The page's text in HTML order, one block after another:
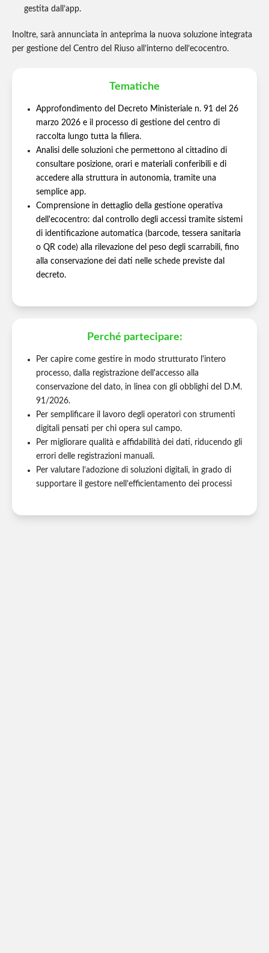
gestita dall’app.
Inoltre, sarà annunciata in anteprima la nuova soluzione integrata
per gestione del Centro del Riuso all’interno dell’ecocentro.
Tematiche
Approfondimento del Decreto Ministeriale n. 91 del 26
marzo 2026 e il processo di gestione del centro di
raccolta lungo tutta la filiera.
Analisi delle soluzioni che permettono al cittadino di
consultare posizione, orari e materiali conferibili e di
accedere alla struttura in autonomia, tramite una
semplice app.
Comprensione in dettaglio della gestione operativa
dell'ecocentro: dal controllo degli accessi tramite sistemi
di identificazione automatica (barcode, tessera sanitaria
o QR code) alla rilevazione del peso degli scarrabili, fino
alla conservazione dei dati nelle schede previste dal
decreto.
Perché partecipare:
Per capire come gestire in modo strutturato l'intero
processo, dalla registrazione dell'accesso alla
conservazione del dato, in linea con gli obblighi del D.M.
91/2026.
Per semplificare il lavoro degli operatori con strumenti
digitali pensati per chi opera sul campo.
Per migliorare qualità e affidabilità dei dati, riducendo gli
errori delle registrazioni manuali.
Per valutare l’adozione di soluzioni digitali, in grado di
supportare il gestore nell’efficientamento dei processi